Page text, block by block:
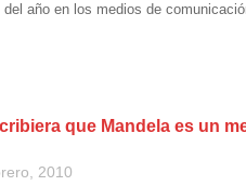
año en los medios de
que Mandela es un
2010